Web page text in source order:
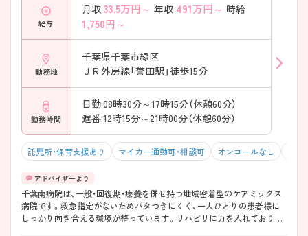
給与
月収 33.5万円～ 年収 491万円～ 時給
1,750円～
勤務地
千葉県千葉市緑区
ＪＲ外房線「誉田駅」徒歩15分
勤務時間
日勤:08時30分～17時15分（休憩60分）
遅番:12時15分～21時00分（休憩60分）
託児所・保育支援あり マイカー通勤可・相談可 オンコールなし
千葉南病院は、一般・回復期・療養を併せ持つ地域密着型のケアミックス
病院です。救急指定がないためバタつきにくく、一人ひとりの患者様に
しっかり向き合える環境が整っています。リハビリに力を入れており、